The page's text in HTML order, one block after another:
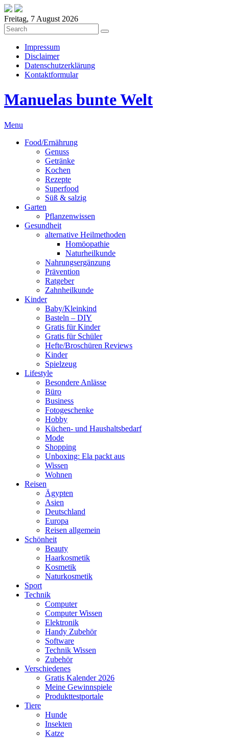
Freitag, 7 August 2026
Impressum
Disclaimer
Datenschutzerklärung
Kontaktformular
Manuelas bunte Welt
Menu
Food/Ernährung
Genuss
Getränke
Kochen
Rezepte
Superfood
Süß & salzig
Garten
Pflanzenwissen
Gesundheit
alternative Heilmethoden
Homöopathie
Naturheilkunde
Nahrungsergänzung
Prävention
Ratgeber
Zahnheilkunde
Kinder
Baby/Kleinkind
Basteln – DIY
Gratis für Kinder
Gratis für Schüler
Hefte/Broschüren Reviews
Kinder
Spielzeug
Lifestyle
Besondere Anlässe
Büro
Business
Fotogeschenke
Hobby
Küchen- und Haushaltsbedarf
Mode
Shopping
Unboxing: Ela packt aus
Wissen
Wohnen
Reisen
Ägypten
Asien
Deutschland
Europa
Reisen allgemein
Schönheit
Beauty
Haarkosmetik
Kosmetik
Naturkosmetik
Sport
Technik
Computer
Computer Wissen
Elektronik
Handy Zubehör
Software
Technik Wissen
Zubehör
Verschiedenes
Gratis Kalender 2026
Meine Gewinnspiele
Produkttestportale
Tiere
Hunde
Insekten
Katze